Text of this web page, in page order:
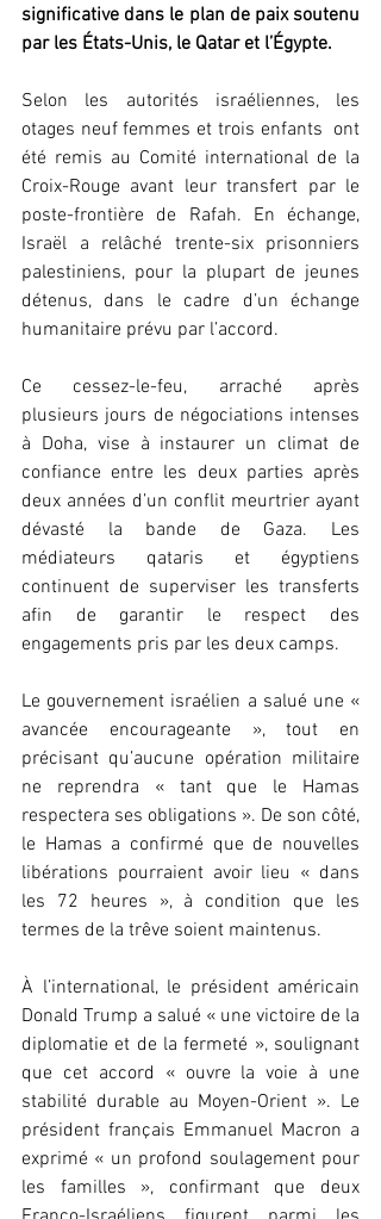
significative dans le plan de paix soutenu
par les États-Unis, le Qatar et l’Égypte.
Selon les autorités israéliennes, les
otages neuf femmes et trois enfants  ont
été remis au Comité international de la
Croix-Rouge avant leur transfert par le
poste-frontière de Rafah. En échange,
Israël a relâché trente-six prisonniers
palestiniens, pour la plupart de jeunes
détenus, dans le cadre d’un échange
humanitaire prévu par l’accord.
Ce cessez-le-feu, arraché après
plusieurs jours de négociations intenses
à Doha, vise à instaurer un climat de
confiance entre les deux parties après
deux années d’un conflit meurtrier ayant
dévasté la bande de Gaza. Les
médiateurs qataris et égyptiens
continuent de superviser les transferts
afin de garantir le respect des
engagements pris par les deux camps.
Le gouvernement israélien a salué une «
avancée encourageante », tout en
précisant qu’aucune opération militaire
ne reprendra « tant que le Hamas
respectera ses obligations ». De son côté,
le Hamas a confirmé que de nouvelles
libérations pourraient avoir lieu « dans
les 72 heures », à condition que les
termes de la trêve soient maintenus.
À l’international, le président américain
Donald Trump a salué « une victoire de la
diplomatie et de la fermeté », soulignant
que cet accord « ouvre la voie à une
stabilité durable au Moyen-Orient ». Le
président français Emmanuel Macron a
exprimé « un profond soulagement pour
les familles », confirmant que deux